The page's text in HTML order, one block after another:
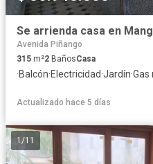
Se arrienda casa en
Avenida Piñango
315 m²2 BañosCasa
·Balcón·Electricidad·Jardín·Gas
Actualizado hace 5 días
1 /11